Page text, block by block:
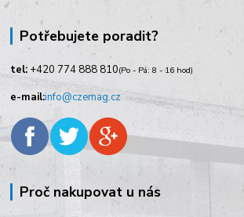
Potřebujete poradit?
tel: +420 774 888 810(Po - Pá: 8 - 16 hod)
e-mail:info@czemag.cz
Proč nakupovat u nás